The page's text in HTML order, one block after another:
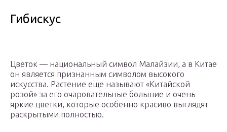
Гибискус
Цветок — национальный символ Малайзии, а в Китае
он является признанным символом высокого
искусства. Растение еще называют «Китайской
розой» за его очаровательные большие и очень
яркие цветки, которые особенно красиво выглядят
раскрытыми полностью.